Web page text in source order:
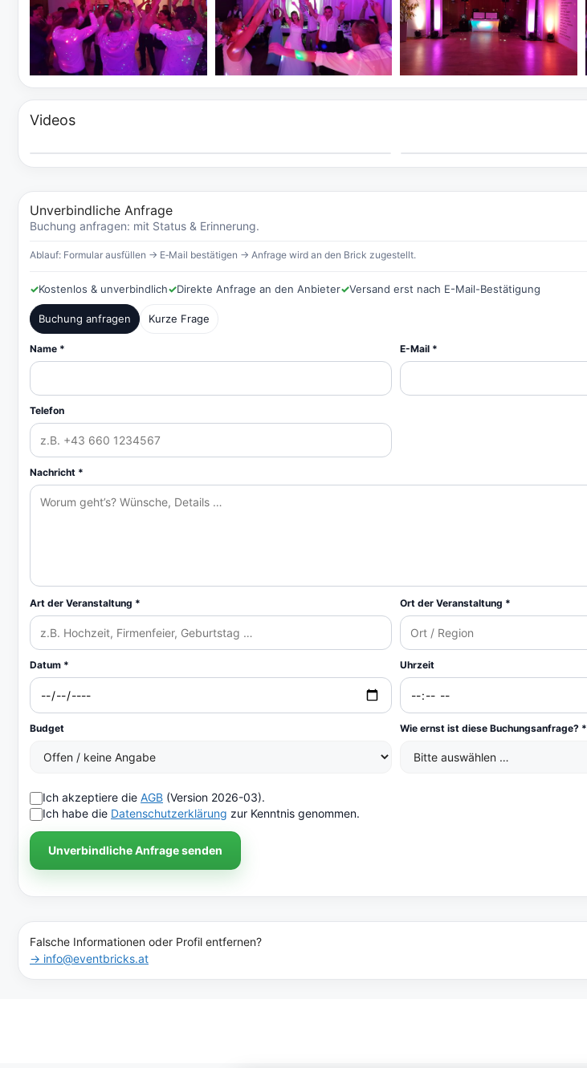
Videos
Unverbindliche Anfrage
Buchung anfragen: mit Status & Erinnerung.
Ablauf: Formular ausfüllen → E‑Mail bestätigen → Anfrage wird an den Brick zugestellt.
✓Kostenlos & unverbindlich✓Direkte Anfrage an den Anbieter✓Versand erst nach E-Mail-Bestätigung
Buchung anfragen Kurze Frage
Name * E-Mail *
Telefon
Nachricht *
Art der Veranstaltung * Ort der Veranstaltung *
Datum * Uhrzeit
Budget Wie ernst ist diese Buchungsanfrage? *
Ich akzeptiere die AGB (Version 2026-03).
Ich habe die Datenschutzerklärung zur Kenntnis genommen.
Unverbindliche Anfrage senden
Falsche Informationen oder Profil entfernen?
→ info@eventbricks.at